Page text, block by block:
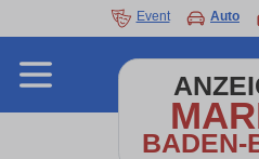
Event Auto
BADEN-